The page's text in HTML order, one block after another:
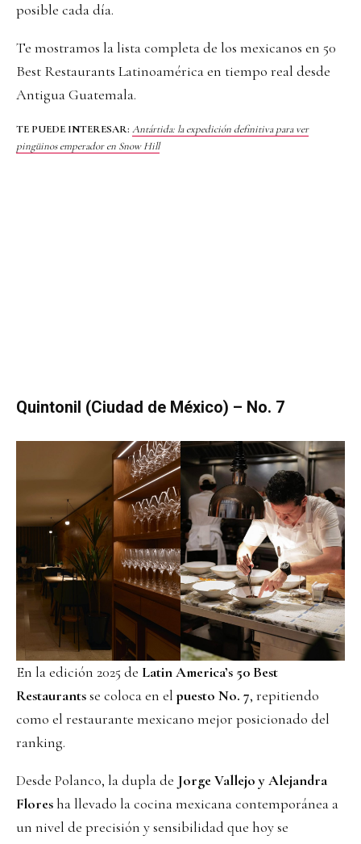
posible cada día.
Te mostramos la lista completa de los mexicanos en 50
Best Restaurants Latinoamérica en tiempo real desde
Antigua Guatemala.
TE PUEDE INTERESAR: Antártida: la expedición definitiva para ver
pingüinos emperador en Snow Hill
Quintonil (Ciudad de México) – No. 7
En la edición 2025 de Latin America’s 50 Best
Restaurantsse coloca en elpuesto No. 7, repitiendo
como el restaurante mexicano mejor posicionado del
ranking.
Desde Polanco, la dupla de Jorge Vallejo y Alejandra
Floresha llevado la cocina mexicana contemporánea a
un nivel de precisión y sensibilidad que hoy se